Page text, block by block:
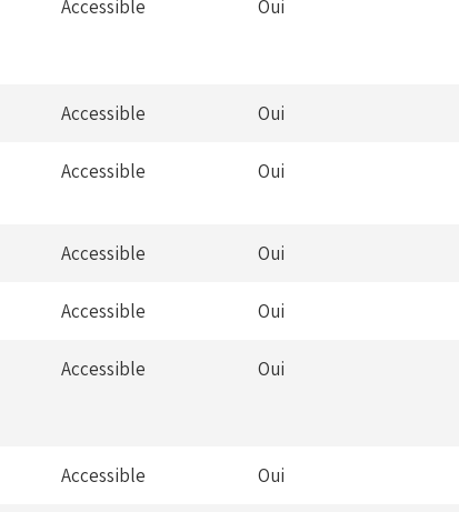
Accessible Oui
Accessible Oui
Accessible Oui
Accessible Oui
Accessible Oui
Accessible Oui
Accessible Oui